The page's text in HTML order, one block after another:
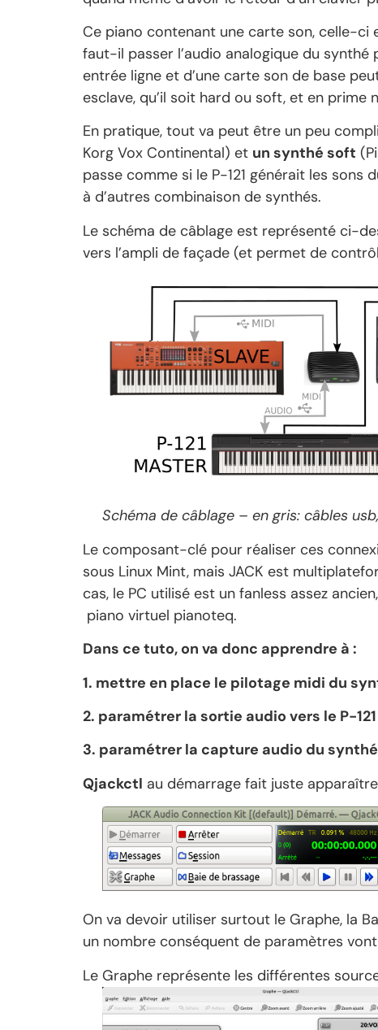
Ce piano contenant une carte son, celle-ci
faut-il passer l’audio analogique du synthé
entrée ligne et d’une carte son de base
esclave, qu’il soit hard ou soft, et en prime
En pratique, tout va peut être un peu
Korg Vox Continental) et un synthé soft
passe comme si le P-121 générait les
à d’autres combinaison de synthés.
Le schéma de câblage est représenté ci-
vers l’ampli de façade (et permet de
Schéma de câblage – en gris: câbles
Le composant-clé pour réaliser ces
sous Linux Mint, mais JACK est
cas, le PC utilisé est un fanless assez
piano virtuel pianoteq.
Dans ce tuto, on va donc apprendre à :
1. mettre en place le pilotage midi du
2. paramétrer la sortie audio vers le P-121
3. paramétrer la capture audio du
Qjackctl au démarrage fait juste
On va devoir utiliser surtout le Graphe, la
un nombre conséquent de paramètres
Le Graphe représente les différentes